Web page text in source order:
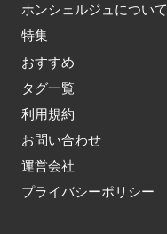
ホンシェルジュについて
特集
おすすめ
タグ一覧
利用規約
お問い合わせ
運営会社
プライバシーポリシー